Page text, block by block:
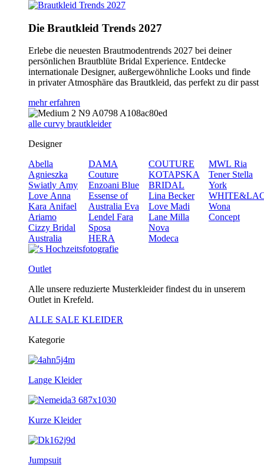
Die Brautkleid Trends 2027
Erlebe die neuesten Brautmodentrends 2027 bei deiner
persönlichen Brautblüte Bridal Experience. Entdecke
internationale Designer, außergewöhnliche Looks und finde
in privater Atmosphäre das Brautkleid, das perfekt zu dir passt
mehr erfahren
alle curvy brautkleider
Designer
Abella
Agnieszka
Swiatly Amy
Love Anna
Kara Anifael
Ariamo
Cizzy Bridal
Australia
DAMA
Couture
Enzoani Blue
Essense of
Australia Eva
Lendel Fara
Sposa
HERA
COUTURE
KOTAPSKA
BRIDAL
Lina Becker
Love Madi
Lane Milla
Nova
Modeca
MWL Ria
Tener Stella
York
Wona
Concept
Outlet
Alle unsere reduzierte Musterkleider findest du in unserem
Outlet in Krefeld.
ALLE SALE KLEIDER
Kategorie
Lange Kleider
Kurze Kleider
Jumpsuit